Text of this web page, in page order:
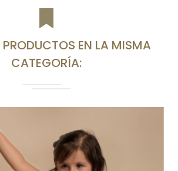
EN LA MISMA
CATEGORÍA: